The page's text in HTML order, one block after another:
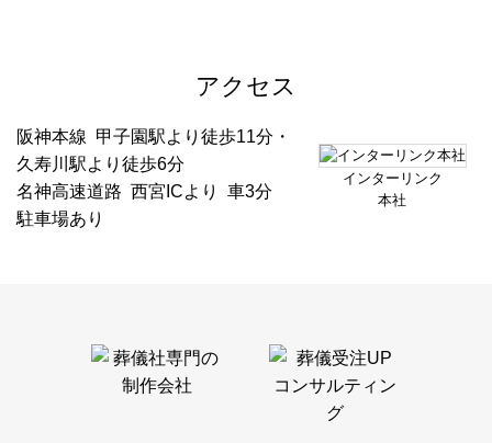
アクセス
阪神本線 甲子園駅より徒歩11分・
久寿川駅より徒歩6分
名神高速道路 西宮ICより 車3分
駐車場あり
インターリンク
本社